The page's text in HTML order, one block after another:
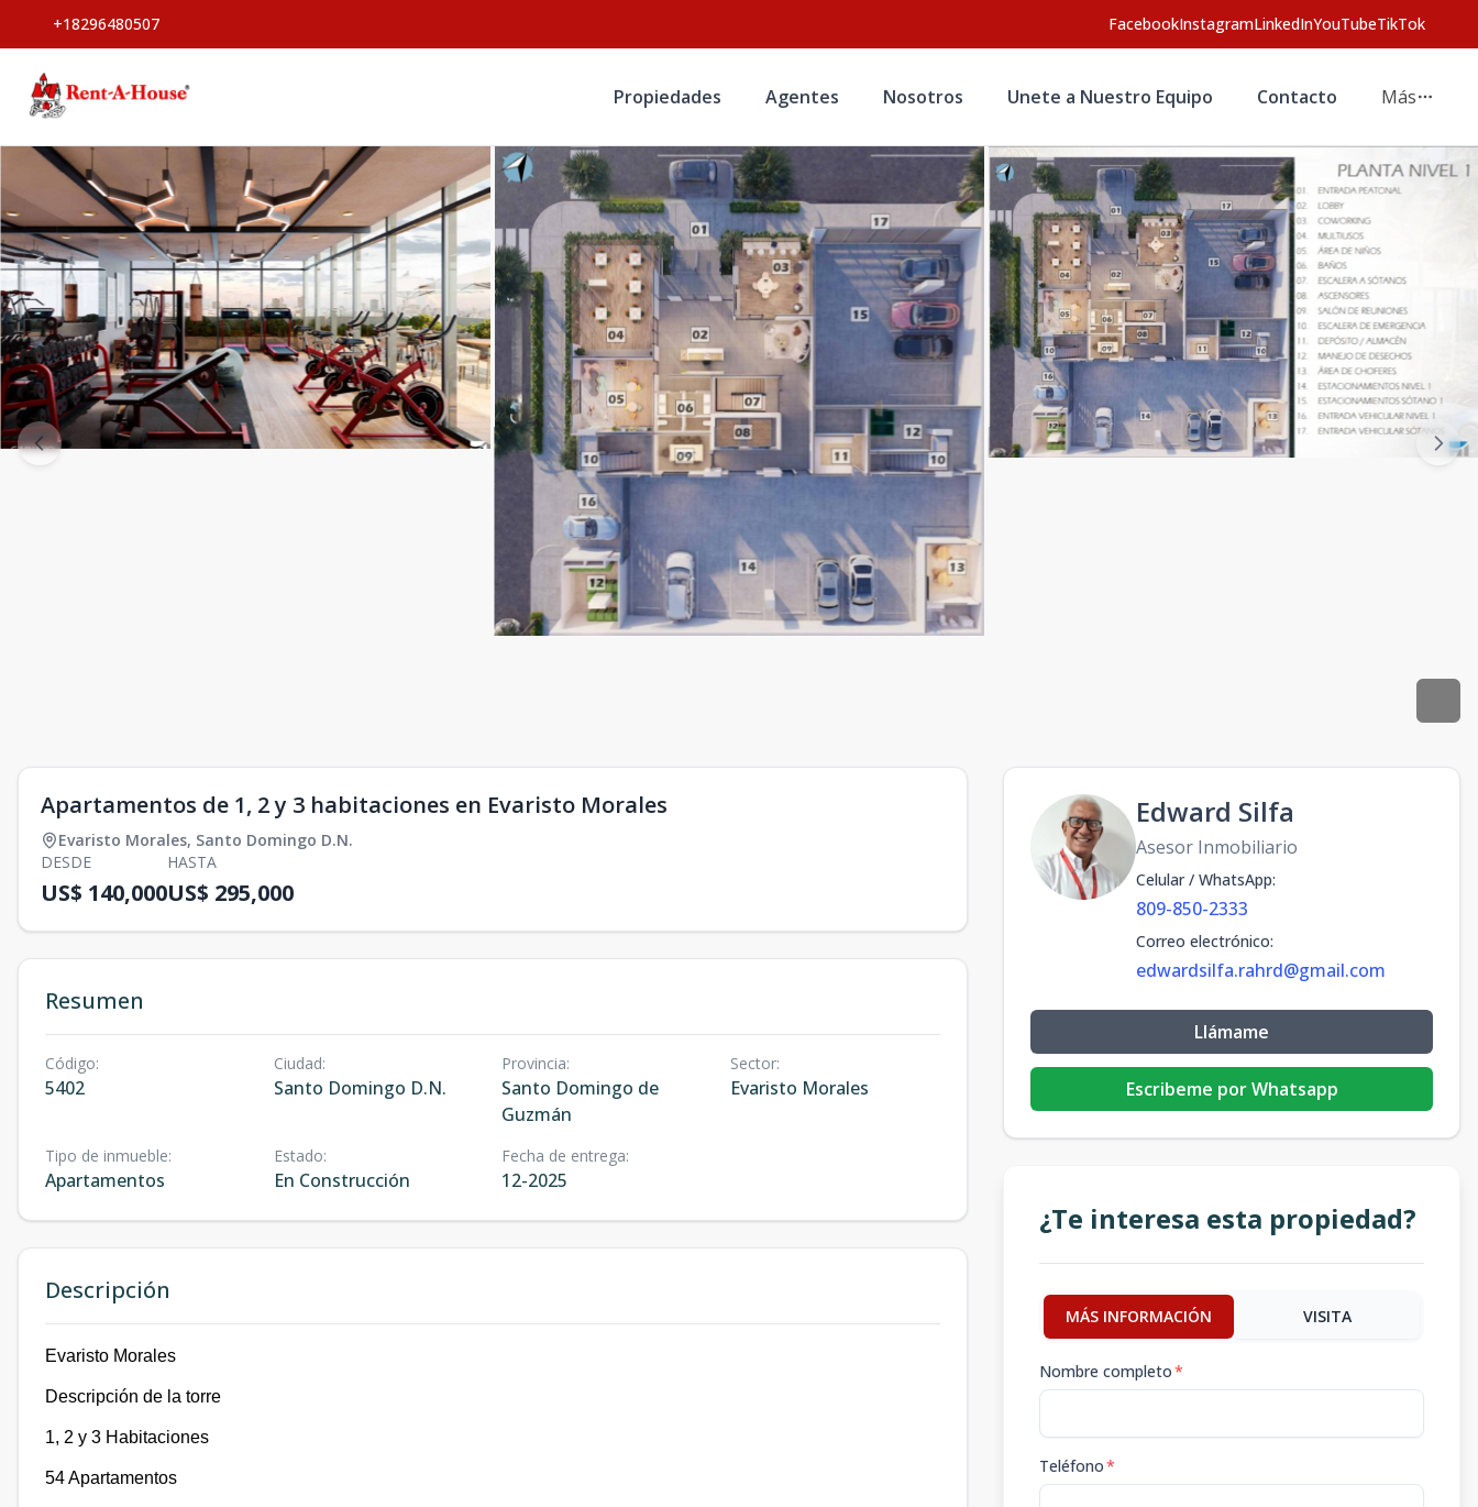
+18296480507 FacebookInstagramLinkedInYouTubeTikTok
Propiedades Agentes Nosotros Unete a Nuestro Equipo Contacto Más
Apartamentos de 1, 2 y 3 habitaciones en Evaristo Morales
Evaristo Morales, Santo Domingo D.N.
DESDE
US$ 140,000
HASTA
US$ 295,000
Resumen
Código:
5402
Ciudad:
Santo Domingo D.N.
Provincia:
Santo Domingo de
Guzmán
Sector:
Evaristo Morales
Tipo de inmueble:
Apartamentos
Estado:
En Construcción
Fecha de entrega:
12-2025
Descripción
Evaristo Morales
Descripción de la torre
1, 2 y 3 Habitaciones
54 Apartamentos
Edward Silfa
Asesor Inmobiliario
Celular / WhatsApp:
809-850-2333
Correo electrónico:
edwardsilfa.rahrd@gmail.com
Llámame
Escribeme por Whatsapp
¿Te interesa esta propiedad?
MÁS INFORMACIÓN VISITA
Nombre completo*
Teléfono*